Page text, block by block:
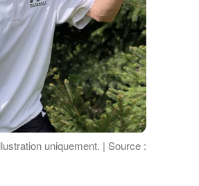
uniquement. | Source :